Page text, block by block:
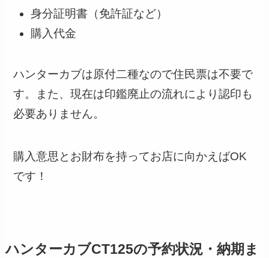
身分証明書（免許証など）
購入代金
ハンターカブは原付二種なので住民票は不要で
す。また、現在は印鑑廃止の流れにより認印も
必要ありません。
購入意思とお財布を持ってお店に向かえばOK
です！
ハンターカブCT125の予約状況・納期ま